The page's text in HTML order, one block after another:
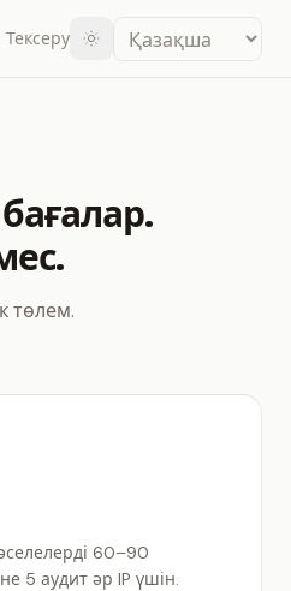
Тексеру
төлем.
60–90
5 аудит әр IP үшін.